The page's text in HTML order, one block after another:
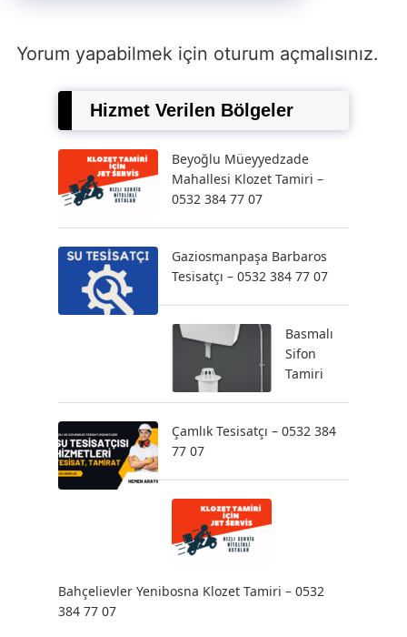
Yorum yapabilmek için oturum açmalısınız.
Hizmet Verilen Bölgeler
Beyoğlu Müeyyedzade
Mahallesi Klozet Tamiri –
0532 384 77 07
Gaziosmanpaşa Barbaros
Tesisatçı – 0532 384 77 07
Basmalı
Sifon
Tamiri
Çamlık Tesisatçı – 0532 384
77 07
Bahçelievler Yenibosna Klozet Tamiri – 0532
384 77 07